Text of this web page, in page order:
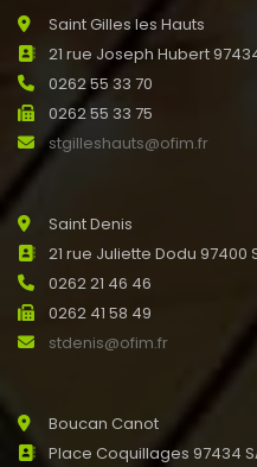
Saint Gilles les Hauts
21 rue Joseph Hubert 97434
0262 55 33 70
0262 55 33 75
stgilleshauts@ofim.fr
Saint Denis
21 rue Juliette Dodu 97400
0262 21 46 46
0262 41 58 49
stdenis@ofim.fr
Boucan Canot
Place Coquillages 97434